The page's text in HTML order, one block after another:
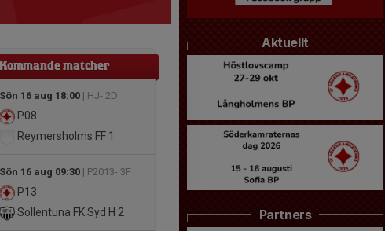
Kommande matcher
Sön 16 aug 18:00 | HJ- 2D
P08
Reymersholms FF 1
Sön 16 aug 09:30 | P2013- 3F
P13
Sollentuna FK Syd H 2
Aktuellt
Partners